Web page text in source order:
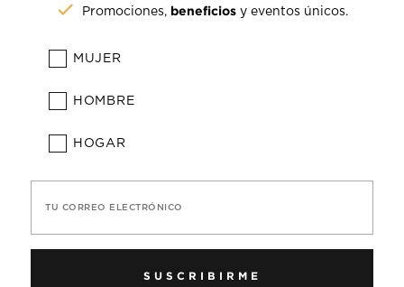
Promociones, beneficios y eventos únicos.
MUJER
HOMBRE
HOGAR
TU CORREO ELECTRÓNICO
SUSCRIBIRME